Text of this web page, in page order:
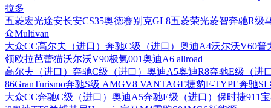
拉多
五菱宏光途安长安CS35奥德赛别克GL8五菱荣光菱智奔驰R级
众Multivan
大众CC高尔夫（进口） 奔驰C级（进口） 奥迪A4沃尔沃V60普
领欧拉芭蕾猫沃尔沃V90极氪001奥迪A6 allroad
高尔夫（进口） 奔驰C级（进口） 奥迪A5奥迪R8奔驰E级（进
86GranTurismo奔驰S级 AMGV8 VANTAGE捷豹F-TYPE奔驰
大众CC奔驰C级（进口） 奥迪A5奔驰E级（进口） 保时捷911